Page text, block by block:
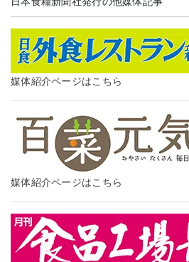
媒体紹介ページはこちら
媒体紹介ページはこちら